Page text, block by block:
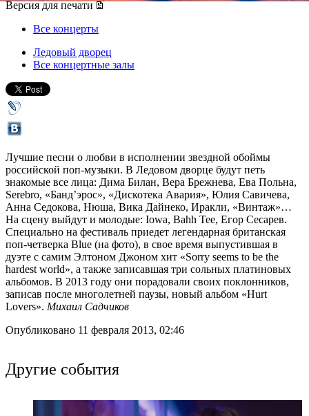
Версия для печати
Все концерты
Ледовый дворец
Все концертные залы
Лучшие песни о любви в исполнении звездной обоймы
российской поп-музыки. В Ледовом дворце будут петь
знакомые все лица: Дима Билан, Вера Брежнева, Ева Польна,
Serebro, «Банд’эрос», «Дискотека Авария», Юлия Савичева,
Анна Седокова, Нюша, Вика Дайнеко, Иракли, «Винтаж»…
На сцену выйдут и молодые: Iowa, Bahh Tee, Егор Сесарев.
Специально на фестиваль приедет легендарная британская
поп-четверка Blue (на фото), в свое время выпустившая в
дуэте с самим Элтоном Джоном хит «Sorry seems to be the
hardest world», а также записавшая три сольных платиновых
альбомов. В 2013 году они порадовали своих поклонников,
записав после многолетней паузы, новый альбом «Hurt
Lovers». Михаил Садчиков
Опубликовано 11 февраля 2013, 02:46
Другие события